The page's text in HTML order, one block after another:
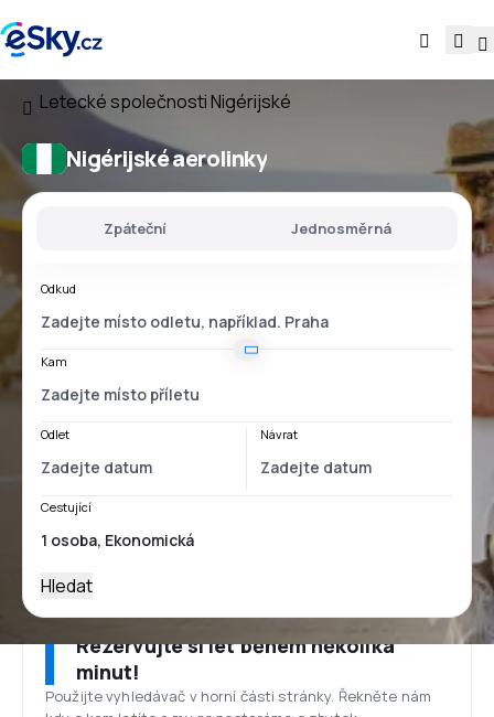
Letecké společnostiNigérijské
Nigérijské aerolinky
Zpáteční Jednosměrná
Odkud
Kam
Odlet Návrat
Cestující
Hledat
Rezervujte si let během několika
minut!
Použijte vyhledávač v horní části stránky. Řekněte nám